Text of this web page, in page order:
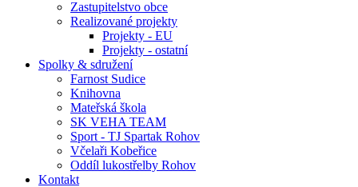
Zastupitelstvo obce
Realizované projekty
Projekty - EU
Projekty - ostatní
Spolky & sdružení
Farnost Sudice
Knihovna
Mateřská škola
SK VEHA TEAM
Sport - TJ Spartak Rohov
Včelaři Kobeřice
Oddíl lukostřelby Rohov
Kontakt